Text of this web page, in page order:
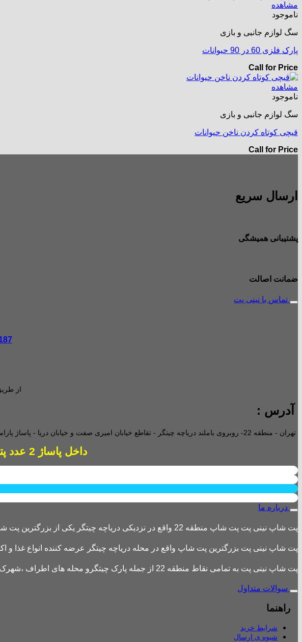
مشاهده
ناموجود
سگ لوازم جانبی و بازی
پارک فلزی 60 در 90 حیوانات
Call for Price
مشاهده
ناموجود
سگ لوازم جانبی و بازی
قیچی کوتاه کردن ناخن حیوانات
Call for Price
ارسال سریع
پشتیبانی همیشگی
ضمانت اصالت
تماس با نینی پت
از
آدرس :
تهران - منطقه 22- روبروی باملند دریاچه چیتگر - تقاطع خیابان امیری صفت و خیابان دریا - پاساژ پارامیس -ورودی A تجاری -
داخل پاساژ 2 عدد پتشاپ هست به تابلو نینی پت توجه کنید
درباره ما
پت شاپ نینی پت پت شاپ منطقه 22 واقع در نزدیکی دریاچه چیتگر یکی از بزرگترین پت شاپ های منطقه 22 است
پت شاپ نینی پت بزرگترین پت شاپ واقع در محله دریاچه چیتگر عرضه کننده انواع غذا و
پت شاپ نینی پت به تمامی نقاط منطقه 22 از جمله پارک چیتگرو محله های اطراف ،شهرک باقری، دهکده المپیک ، شهرک خرازی، بلوار کوهک، شهرک چیتگر ، دریاچه چیتگر و تمامی نقاط تهران ارسال دارد.
سوالات متداول
راهنما
شرایط خرید
شیوه ی ارسال